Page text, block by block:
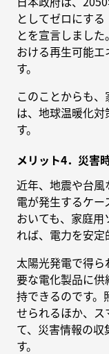
としてゼロにす
とを宣言しまし
おける再生可能
す。
このことからも
は、地球温暖化
す。
メリット4．災害
近年、地震や台
電が発生するケ
おいても、家庭
れば、電力を安定
太陽光発電で得
要な電化製品に
持できるのです。
せられるほか、
て、災害情報の
す。